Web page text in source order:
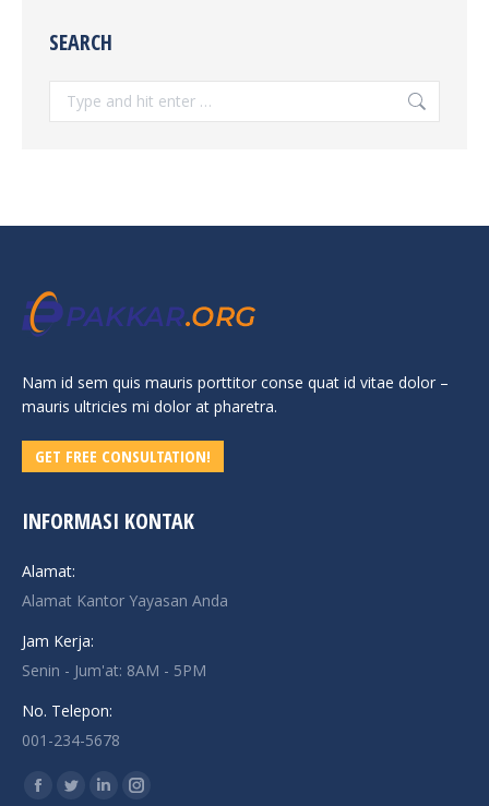
SEARCH
Nam id sem quis mauris porttitor conse quat id vitae dolor –
mauris ultricies mi dolor at pharetra.
GET FREE CONSULTATION!
INFORMASI KONTAK
Alamat:
Alamat Kantor Yayasan Anda
Jam Kerja:
Senin - Jum'at: 8AM - 5PM
No. Telepon:
001-234-5678
Find us on:
Facebook
TwitterLinkedinInstagram